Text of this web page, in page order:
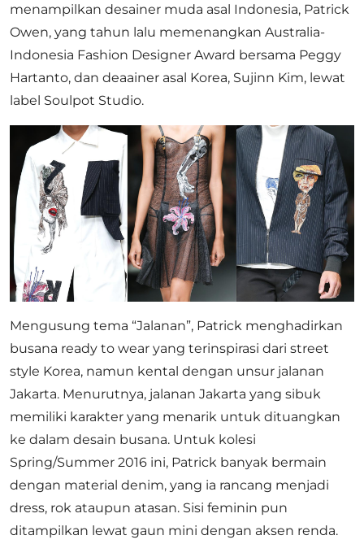
menampilkan desainer muda asal Indonesia, Patrick
Owen, yang tahun lalu memenangkan Australia-
Indonesia Fashion Designer Award bersama Peggy
Hartanto, dan deaainer asal Korea, Sujinn Kim, lewat
label Soulpot Studio.
Mengusung tema “Jalanan”, Patrick menghadirkan
busana ready to wear yang terinspirasi dari street
style Korea, namun kental dengan unsur jalanan
Jakarta. Menurutnya, jalanan Jakarta yang sibuk
memiliki karakter yang menarik untuk dituangkan
ke dalam desain busana. Untuk kolesi
Spring/Summer 2016 ini, Patrick banyak bermain
dengan material denim, yang ia rancang menjadi
dress, rok ataupun atasan. Sisi feminin pun
ditampilkan lewat gaun mini dengan aksen renda.